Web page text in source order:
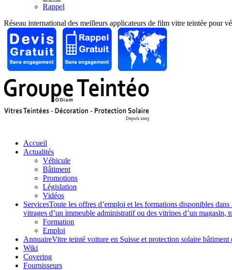
Rappel
Réseau international des meilleurs applicateurs de film vitre teintée pour
Accueil
Actualités
Véhicule
Bâtiment
Promotions
Législation
Vidéos
ServicesToute les offres d’emploi et les formations disponibles
vitrages d’un immeuble administratif ou des vitrines d’un magasin,
Formation
Emploi
AnnuaireVitre teinté voiture en Suisse et protection solaire
Wiki
Covering
Fournisseurs